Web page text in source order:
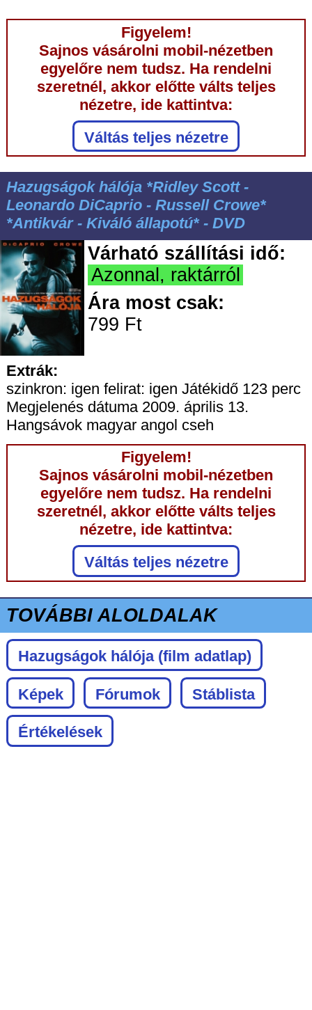
Figyelem!
Sajnos vásárolni mobil-nézetben
egyelőre nem tudsz. Ha rendelni
szeretnél, akkor előtte válts teljes
nézetre, ide kattintva:
Váltás teljes nézetre
Hazugságok hálója *Ridley Scott -
Leonardo DiCaprio - Russell Crowe*
*Antikvár - Kiváló állapotú* - DVD
Várható szállítási idő:
Azonnal, raktárról
Ára most csak:
799 Ft
Extrák:
szinkron: igen felirat: igen Játékidő 123 perc
Megjelenés dátuma 2009. április 13.
Hangsávok magyar angol cseh
Figyelem!
Sajnos vásárolni mobil-nézetben
egyelőre nem tudsz. Ha rendelni
szeretnél, akkor előtte válts teljes
nézetre, ide kattintva:
Váltás teljes nézetre
TOVÁBBI ALOLDALAK
Hazugságok hálója (film adatlap)
Képek Fórumok Stáblista
Értékelések